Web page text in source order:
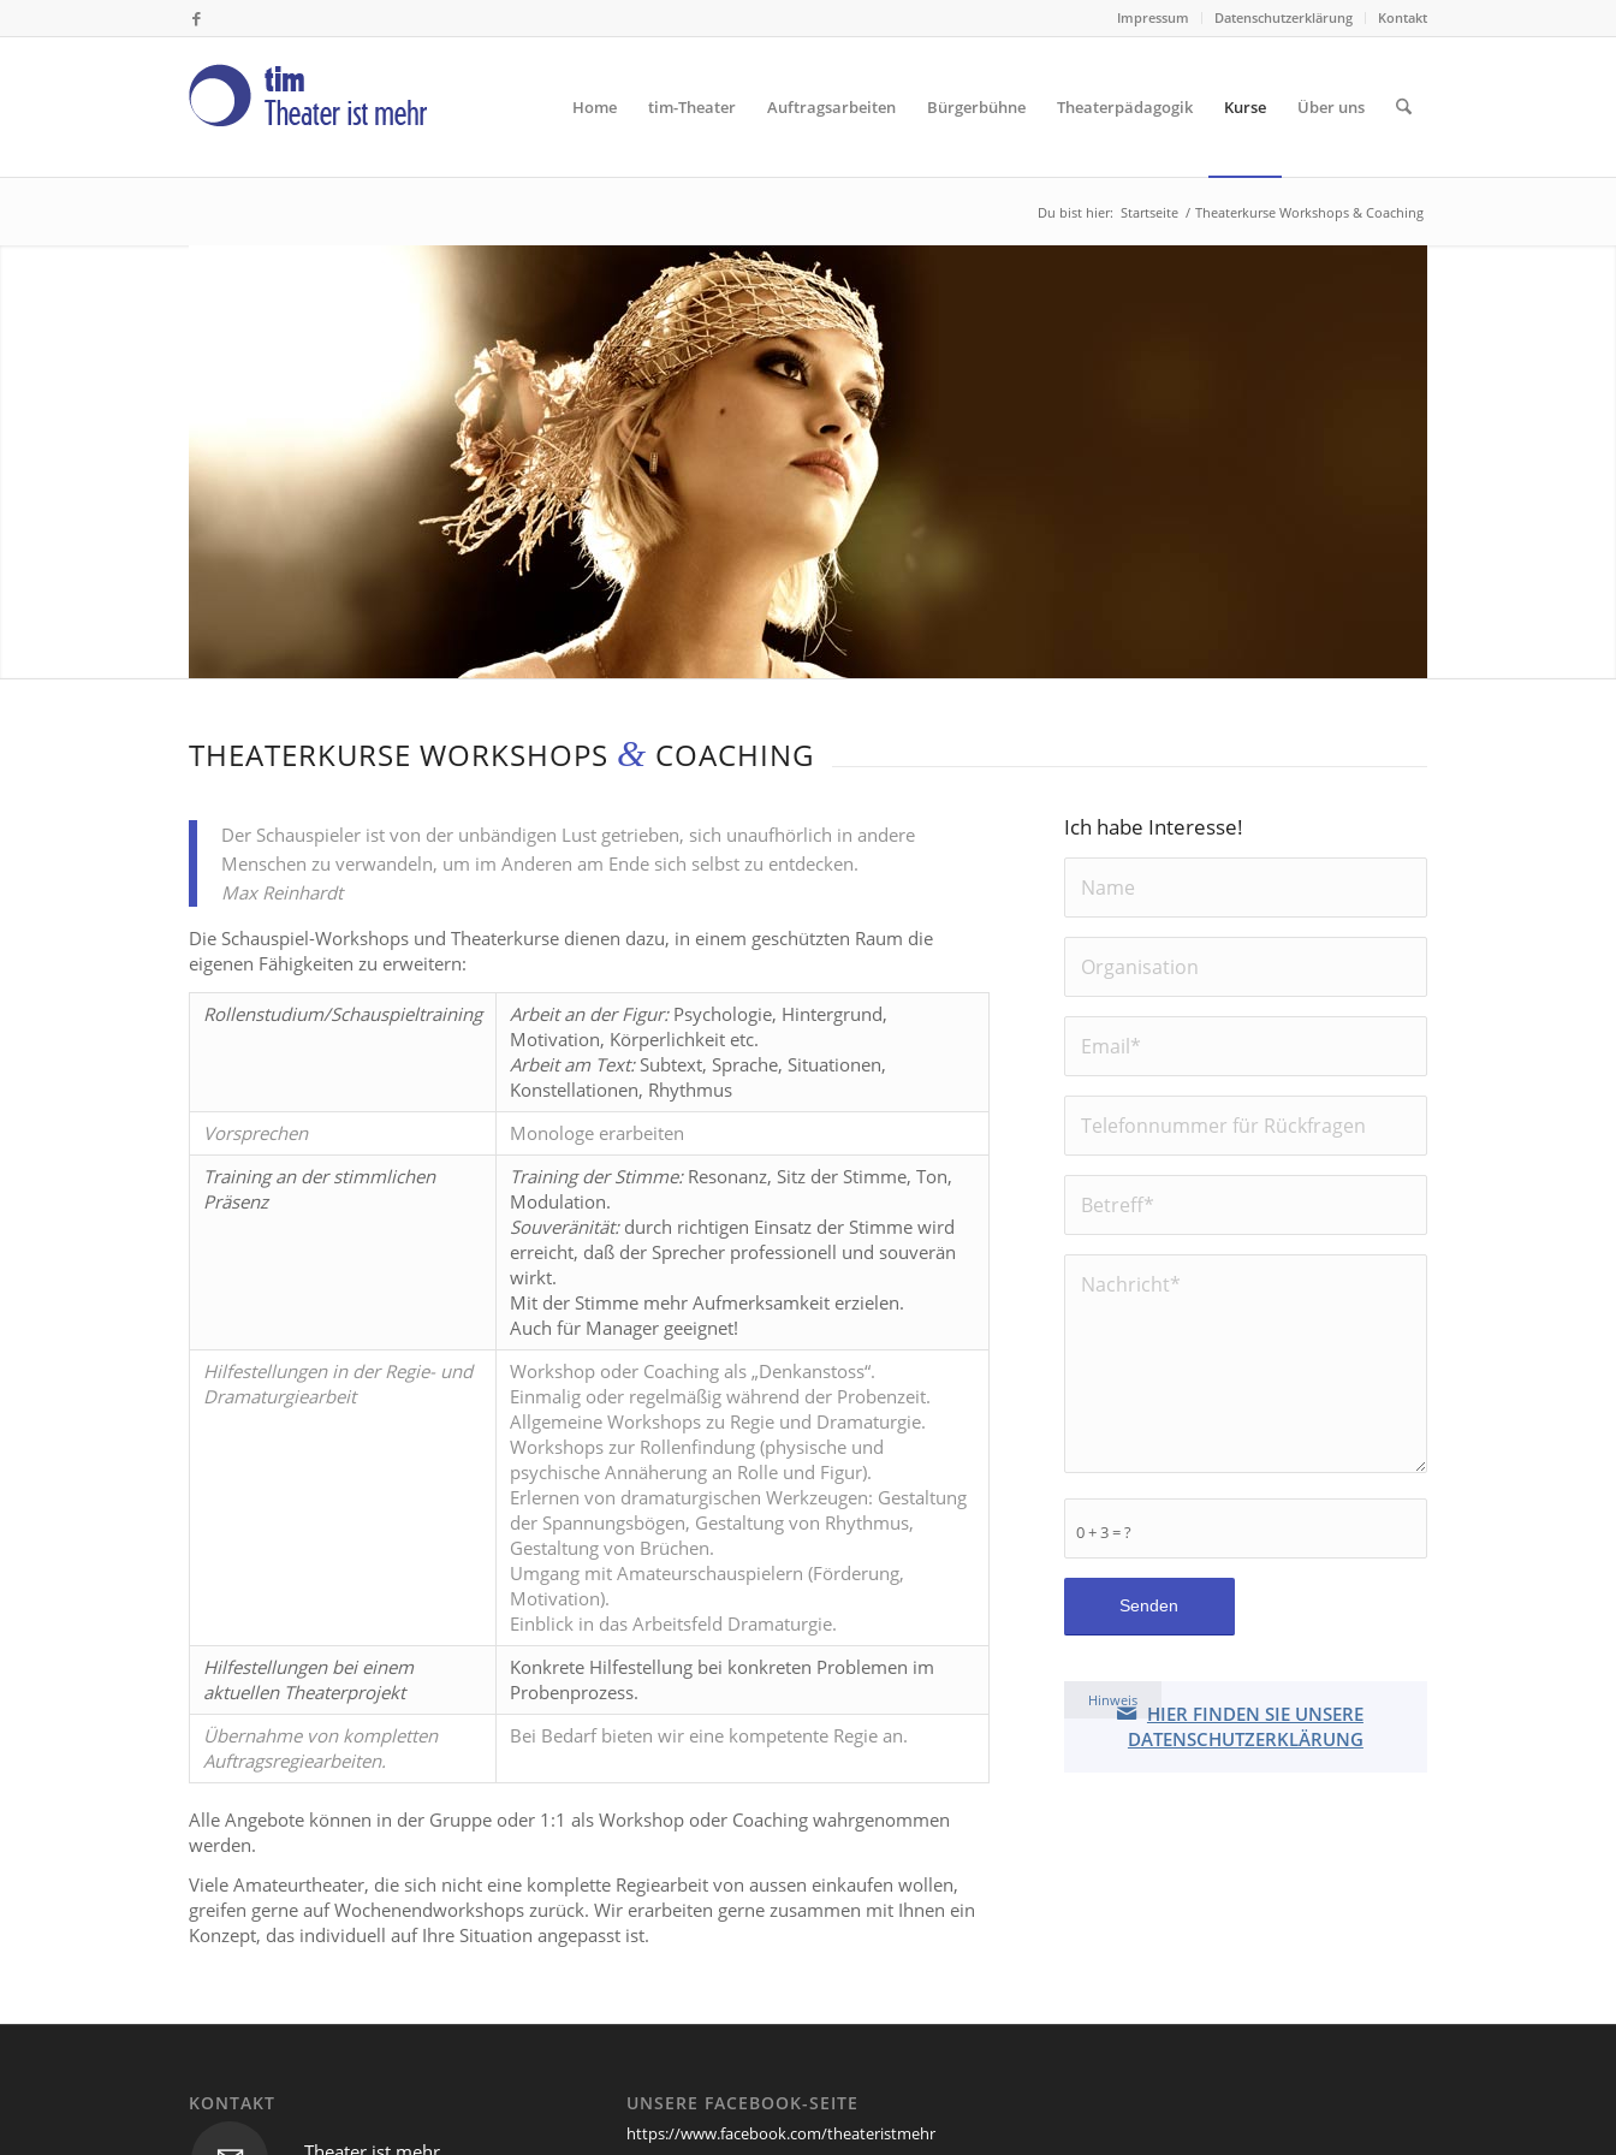
Impressum Datenschutzerklärung Kontakt
Home tim-Theater Auftragsarbeiten Bürgerbühne Theaterpädagogik Kurse Über uns
Du bist hier: Startseite / Theaterkurse Workshops & Coaching
THEATERKURSE WORKSHOPS & COACHING
Der Schauspieler ist von der unbändigen Lust getrieben, sich unaufhörlich in andere
Menschen zu verwandeln, um im Anderen am Ende sich selbst zu entdecken.
Max Reinhardt
Die Schauspiel-Workshops und Theaterkurse dienen dazu, in einem geschützten Raum die
eigenen Fähigkeiten zu erweitern:
Rollenstudium/Schauspieltraining Arbeit an der Figur:Psychologie, Hintergrund,
Motivation, Körperlichkeit etc.
Arbeit am Text:Subtext, Sprache, Situationen,
Konstellationen, Rhythmus
Vorsprechen
Monologe erarbeiten
Training an der stimmlichen
Präsenz
Training der Stimme:Resonanz, Sitz der Stimme, Ton,
Modulation.
Souveränität:durch richtigen Einsatz der Stimme wird
erreicht, daß der Sprecher professionell und souverän
wirkt.
Mit der Stimme mehr Aufmerksamkeit erzielen.
Auch für Manager geeignet!
Hilfestellungen in der Regie- und
Dramaturgiearbeit
Workshop oder Coaching als „Denkanstoss“.
Einmalig oder regelmäßig während der Probenzeit.
Allgemeine Workshops zu Regie und Dramaturgie.
Workshops zur Rollenfindung (physische und
psychische Annäherung an Rolle und Figur).
Erlernen von dramaturgischen Werkzeugen: Gestaltung
der Spannungsbögen, Gestaltung von Rhythmus,
Gestaltung von Brüchen.
Umgang mit Amateurschauspielern (Förderung,
Motivation).
Einblick in das Arbeitsfeld Dramaturgie.
Hilfestellungen bei einem
aktuellen Theaterprojekt
Konkrete Hilfestellung bei konkreten Problemen im
Probenprozess.
Übernahme von kompletten
Auftragsregiearbeiten.
Bei Bedarf bieten wir eine kompetente Regie an.
Alle Angebote können in der Gruppe oder 1:1 als Workshop oder Coaching wahrgenommen
werden.
Viele Amateurtheater, die sich nicht eine komplette Regiearbeit von aussen einkaufen wollen,
greifen gerne auf Wochenendworkshops zurück. Wir erarbeiten gerne zusammen mit Ihnen ein
Konzept, das individuell auf Ihre Situation angepasst ist.
Ich habe Interesse!
0 + 3 = ?
Hinweis
HIER FINDEN SIE UNSERE
DATENSCHUTZERKLÄRUNG
KONTAKT UNSERE FACEBOOK-SEITE
https://www.facebook.com/theateristmehr